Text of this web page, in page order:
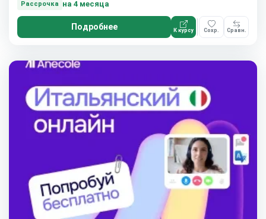
Рассрочка на 4 месяца
Подробнее К курсу Сохр. Сравн.